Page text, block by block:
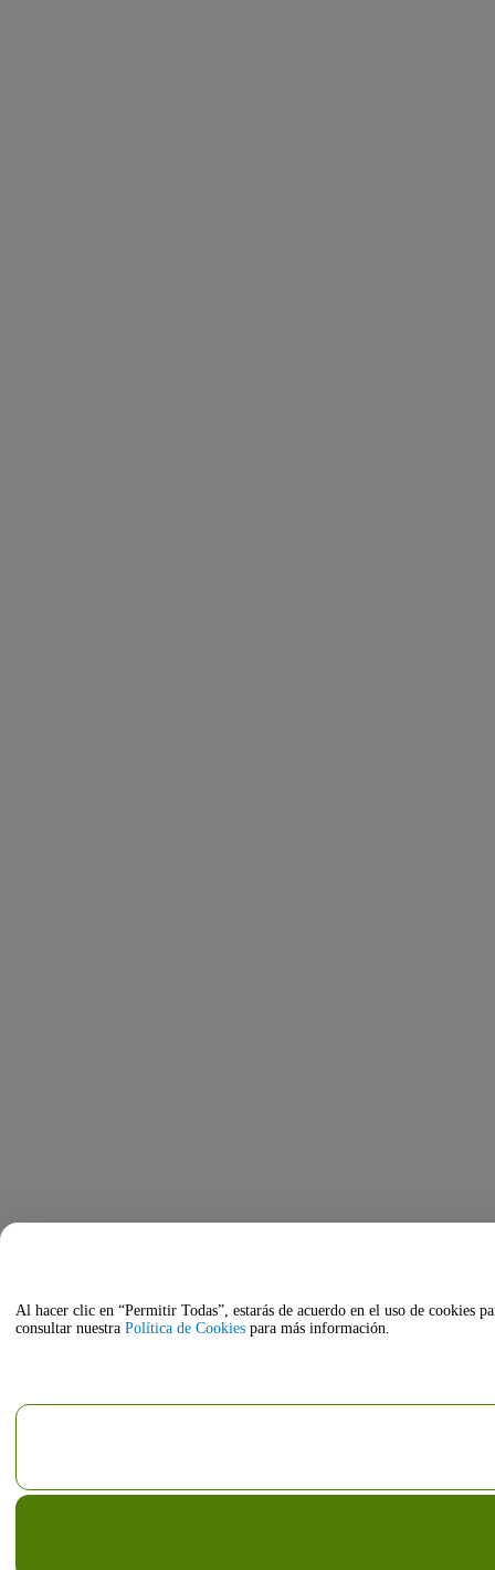
Al hacer clic en “Permitir Todas”, estarás de acuerdo en el uso de cookies
consultar nuestra Política de Cookies para más información.